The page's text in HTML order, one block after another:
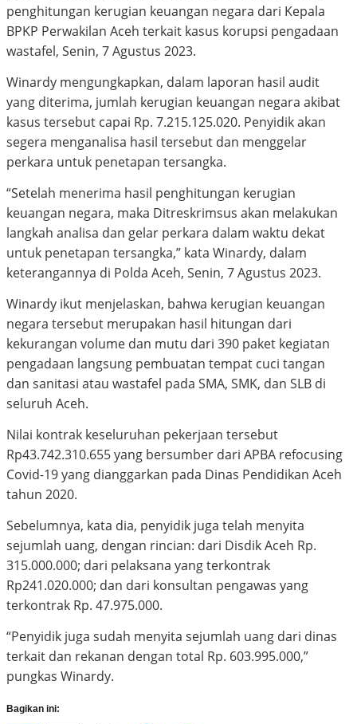
penghitungan kerugian keuangan negara dari Kepala
BPKP Perwakilan Aceh terkait kasus korupsi pengadaan
wastafel, Senin, 7 Agustus 2023.
Winardy mengungkapkan, dalam laporan hasil audit
yang diterima, jumlah kerugian keuangan negara akibat
kasus tersebut capai Rp. 7.215.125.020. Penyidik akan
segera menganalisa hasil tersebut dan menggelar
perkara untuk penetapan tersangka.
“Setelah menerima hasil penghitungan kerugian
keuangan negara, maka Ditreskrimsus akan melakukan
langkah analisa dan gelar perkara dalam waktu dekat
untuk penetapan tersangka,” kata Winardy, dalam
keterangannya di Polda Aceh, Senin, 7 Agustus 2023.
Winardy ikut menjelaskan, bahwa kerugian keuangan
negara tersebut merupakan hasil hitungan dari
kekurangan volume dan mutu dari 390 paket kegiatan
pengadaan langsung pembuatan tempat cuci tangan
dan sanitasi atau wastafel pada SMA, SMK, dan SLB di
seluruh Aceh.
Nilai kontrak keseluruhan pekerjaan tersebut
Rp43.742.310.655 yang bersumber dari APBA refocusing
Covid-19 yang dianggarkan pada Dinas Pendidikan Aceh
tahun 2020.
Sebelumnya, kata dia, penyidik juga telah menyita
sejumlah uang, dengan rincian: dari Disdik Aceh Rp.
315.000.000; dari pelaksana yang terkontrak
Rp241.020.000; dan dari konsultan pengawas yang
terkontrak Rp. 47.975.000.
“Penyidik juga sudah menyita sejumlah uang dari dinas
terkait dan rekanan dengan total Rp. 603.995.000,”
pungkas Winardy.
Bagikan ini: